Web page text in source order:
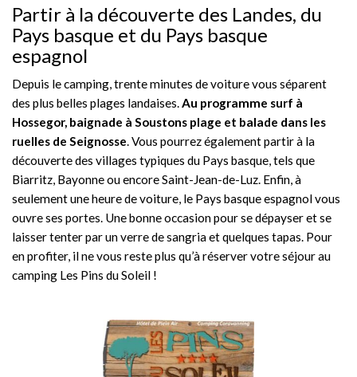
Partir à la découverte des Landes, du
Pays basque et du Pays basque
espagnol
Depuis le camping, trente minutes de voiture vous séparent
des plus belles plages landaises.Au programme surf à
Hossegor, baignade à Soustons plage et balade dans les
ruelles de Seignosse. Vous pourrez également partir à la
découverte des villages typiques du Pays basque, tels que
Biarritz, Bayonne ou encore Saint-Jean-de-Luz. Enfin, à
seulement une heure de voiture, le Pays basque espagnol vous
ouvre ses portes. Une bonne occasion pour se dépayser et se
laisser tenter par un verre de sangria et quelques tapas. Pour
en profiter, il ne vous reste plus qu’à réserver votre séjour au
camping Les Pins du Soleil !